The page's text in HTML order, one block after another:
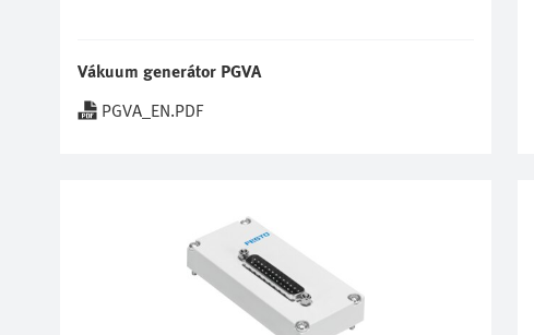
Vákuum generátor PGVA
PGVA_EN.PDF